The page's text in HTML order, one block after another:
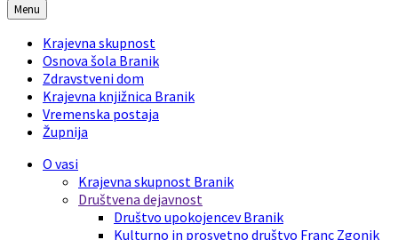
Menu
Krajevna skupnost
Osnova šola Branik
Zdravstveni dom
Krajevna knjižnica Branik
Vremenska postaja
Župnija
O vasi
Krajevna skupnost Branik
Društvena dejavnost
Društvo upokojencev Branik
Kulturno in prosvetno društvo Franc Zgonik